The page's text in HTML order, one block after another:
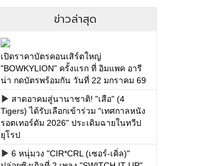
ข่าวล่าสุด
เปิดราคาบัตรคอนเสิร์ตใหญ่
"BOWKYLION" ครั้งแรก ที่ อิมแพค อารี
น่า กดบัตรพร้อมกัน วันที่ 22 มกราคม 69
สาดอาคมสู่นานาชาติ! "เสือ" (4
Tigers) ได้รับเลือกเข้าร่วม "เทศกาลหนัง
รอตเทอร์ดัม 2026" ประเดิมฉายในทวีป
ยุโรป
6 หนุ่มวง "CIR*CRL (เซอร์-เคิ่ล)"